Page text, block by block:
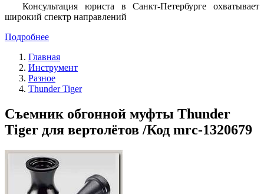
Консультация юриста в Санкт-Петербурге охватывает
широкий спектр направлений
Подробнее
Главная
Инструмент
Разное
Thunder Tiger
Съемник обгонной муфты Thunder
Tiger для вертолётов /Код mrc-1320679